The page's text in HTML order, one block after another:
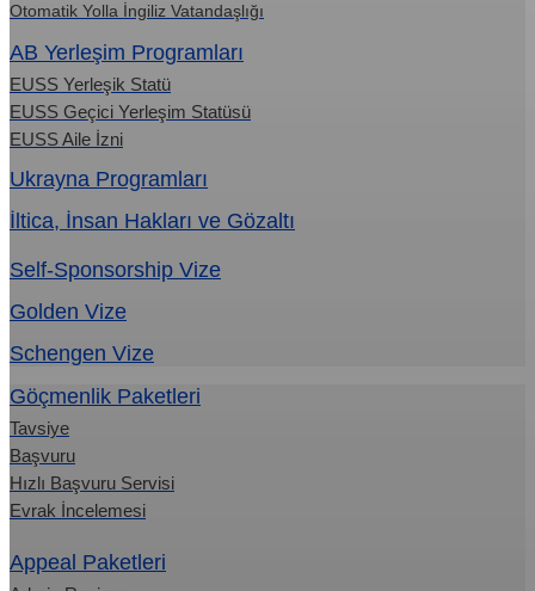
Otomatik Yolla İngiliz Vatandaşlığı
AB Yerleşim Programları
EUSS Yerleşik Statü
EUSS Geçici Yerleşim Statüsü
EUSS Aile İzni
Ukrayna Programları
İltica, İnsan Hakları ve Gözaltı
Self-Sponsorship Vize
Golden Vize
Schengen Vize
Göçmenlik Paketleri
Tavsiye
Başvuru
Hızlı Başvuru Servisi
Evrak İncelemesi
Appeal Paketleri